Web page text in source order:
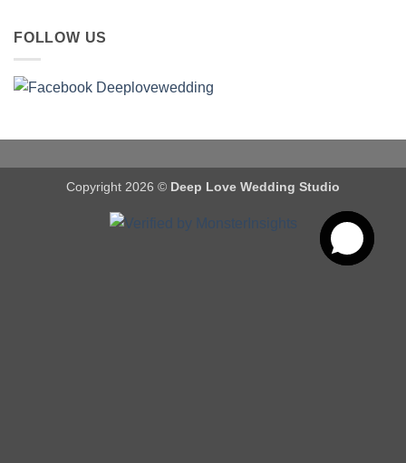
FOLLOW US
Copyright 2026 © Deep Love Wedding Studio